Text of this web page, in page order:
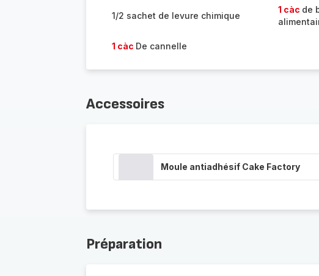
1/2 sachet de levure chimique
1 càc de
1 càc De cannelle
Accessoires
Moule antiadhésif Cake Factory
Préparation